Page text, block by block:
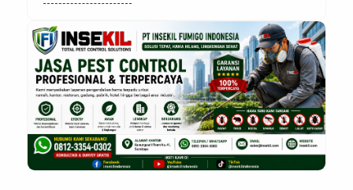
kerusakan sudah terjadi. Oleh karena itu,
menggunakan Jasa Anti Rayap Gresik yang
profesional menjadi langkah penting untuk
melindungi properti Anda sejak […]